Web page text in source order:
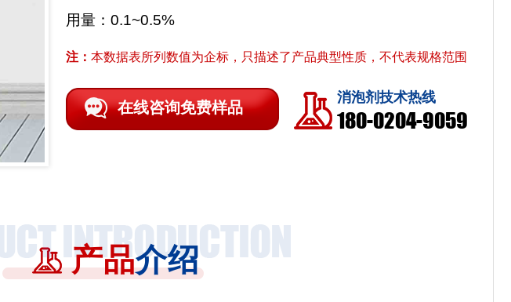
用量：0.1~0.5%
注： 本数据表所列数值为企标，只描述了产品典型性质，不代表规格范围
在线咨询免费样品
消泡剂技术热线
180-0204-9059
产品介绍